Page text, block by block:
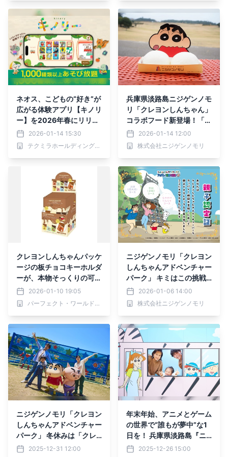
ネオス、こどもの“好き”が
広がる体験アプリ【キノリ
ー】を2026年春にリリー
ス決定！本日より事前登録
の受付を開始
2026-01-14 15:30
テクミラホールディングス株式会社
兵庫県淡路島ニジゲンノモ
リ「クレヨンしんちゃん」
コラボフード新登場！「お
しりぷりぷり肉まん」1月1
7日（土）より販売開始
2026-01-14 12:00
株式会社ニジゲンノモリ
クレヨンしんちゃんパッケ
ージの板チョコキーホルダ
ーが、本物そっくりの可愛
さでたまらない！
2026-01-10 19:05
パーフェクト・ワールド株式会社
ニジゲンノモリ「クレヨン
しんちゃんアドベンチャー
パーク」 キミはこの挑戦
をクリアできるのか！？
「アッパレ！戦国大冒
険！」足軽(中級)コース
ューアル！
2026-01-06 14:00
株式会社ニジゲンノモリ
ニジゲンノモリ「クレヨン
しんちゃんアドベンチャー
パーク」 冬休みは「クレ
ヨンしんちゃんアドベンチ
2025-12-31 12:00
年末年始、アニメとゲーム
の世界で“誰もが夢中”な1
日を！ 兵庫県淡路島『ニ
ジゲンノモリ』ニューイヤ
2025-12-26 15:00